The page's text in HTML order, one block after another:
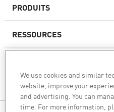
PRODUITS
Pare-feux de nouvelle
Sécurité réseau pour le
WAF
RESSOURCES
CHECK POINT
We use cookies and similar
website, improve your
and advertising. You can
time. For more information,